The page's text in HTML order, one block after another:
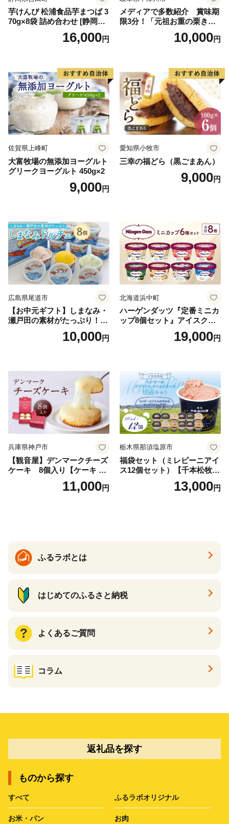
芋けんぴ 松浦食品芋まつば 3
70g×8袋 詰め合わせ [静岡伊
勢丹(松浦食品) 静岡県 吉田町
22424274] 芋ケンピ セット
16,000円
メディアで多数紹介 賞味期
限3分！「元祖お重の栗きん
とんモンブラン」 【未来の
ご褒美】スイーツ 栗 モンブ
子 菓子 F4N-2298
10,000円
佐賀県上峰町
大富牧場の無添加ヨーグルト
グリークヨーグルト 450g×2
9,000円
愛知県小牧市
三幸の福どら（黒ごまあん）
9,000円
広島県尾道市
【お中元ギフト】しまなみ・
瀬戸田の素材がたっぷり！ジ
10,000円
北海道浜中町
ハーゲンダッツ『定番ミニカ
ップ8個セット』アイスクリ
ーム アイス スイーツ デザー
19,000円
兵庫県神戸市
【観音屋】デンマークチーズ
ケーキ 8個入り【ケーキ チ
ーズケーキ 人気スイーツ お
すすめスイーツ 神戸スイー
11,000円
栃木県那須塩原市
福袋セット（ミレピーニアイ
ス12個セット）【千本松牧
場】 ns025-014-12 【デザー
ト 詰め合わせ ギフト】
13,000円
ふるラボとは
はじめてのふるさと納税
よくあるご質問
コラム
返礼品を探す
ものから探す
すべて ふるラボオリジナル
お米・パン お肉